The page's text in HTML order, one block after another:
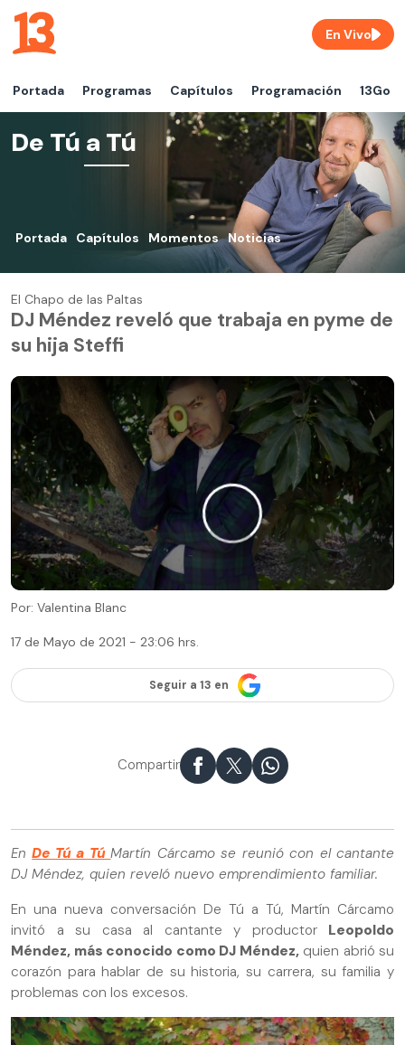
Portada Programas Capítulos Programación 13Go
En Vivo
De Tú a Tú
Portada Capítulos Momentos Noticias
El Chapo de las Paltas
DJ Méndez reveló que trabaja en pyme de
su hija Steffi
Por: Valentina Blanc
17 de Mayo de 2021 - 23:06 hrs.
Seguir a 13 en
Compartir
EnDe Tú a TúMartín Cárcamo se reunió con el cantante
DJ Méndez, quien reveló nuevo emprendimiento familiar.
En una nueva conversación De Tú a Tú, Martín Cárcamo
invitó a su casa al cantante y productor Leopoldo
Méndez, más conocido como DJ Méndez,quien abrió su
corazón para hablar de su historia, su carrera, su familia y
problemas con los excesos.